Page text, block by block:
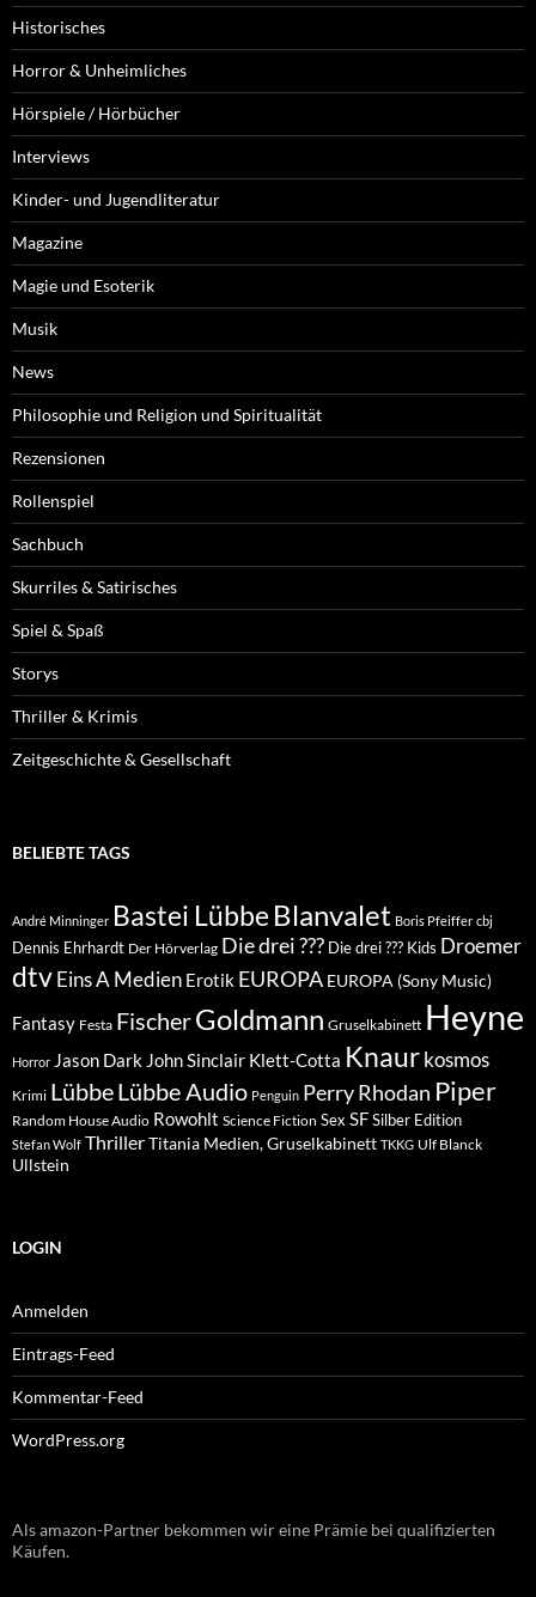
Historisches
Horror & Unheimliches
Hörspiele / Hörbücher
Interviews
Kinder- und Jugendliteratur
Magazine
Magie und Esoterik
Musik
News
Philosophie und Religion und Spiritualität
Rezensionen
Rollenspiel
Sachbuch
Skurriles & Satirisches
Spiel & Spaß
Storys
Thriller & Krimis
Zeitgeschichte & Gesellschaft
BELIEBTE TAGS
André Minninger Bastei Lübbe Blanvalet Boris Pfeiffer cbj
Dennis Ehrhardt Der Hörverlag Die drei ??? Die drei ??? Kids Droemer
dtvEins A Medien Erotik EUROPA EUROPA (Sony Music)
Fantasy Festa FischerGoldmann Gruselkabinett Heyne
Horror Jason Dark John Sinclair Klett-Cotta Knaur kosmos
Krimi LübbeLübbe Audio Penguin Perry Rhodan Piper
Random House Audio Rowohlt Science Fiction Sex SFSilber Edition
Stefan Wolf ThrillerTitania Medien, Gruselkabinett TKKG Ulf Blanck
Ullstein
LOGIN
Anmelden
Eintrags-Feed
Kommentar-Feed
WordPress.org
Als amazon-Partner bekommen wir eine Prämie bei qualifizierten
Käufen.